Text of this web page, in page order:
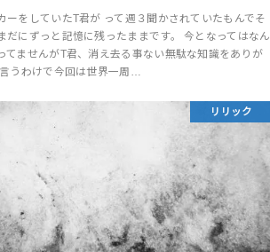
ーをしていたT君が って週３聞かされていたもんでそ
だにずっと記憶に残ったままです。 今となってはなん
てませんがT君、消え去る事ない無駄な知識をありが
うわけで今回は世界一周…
リリック